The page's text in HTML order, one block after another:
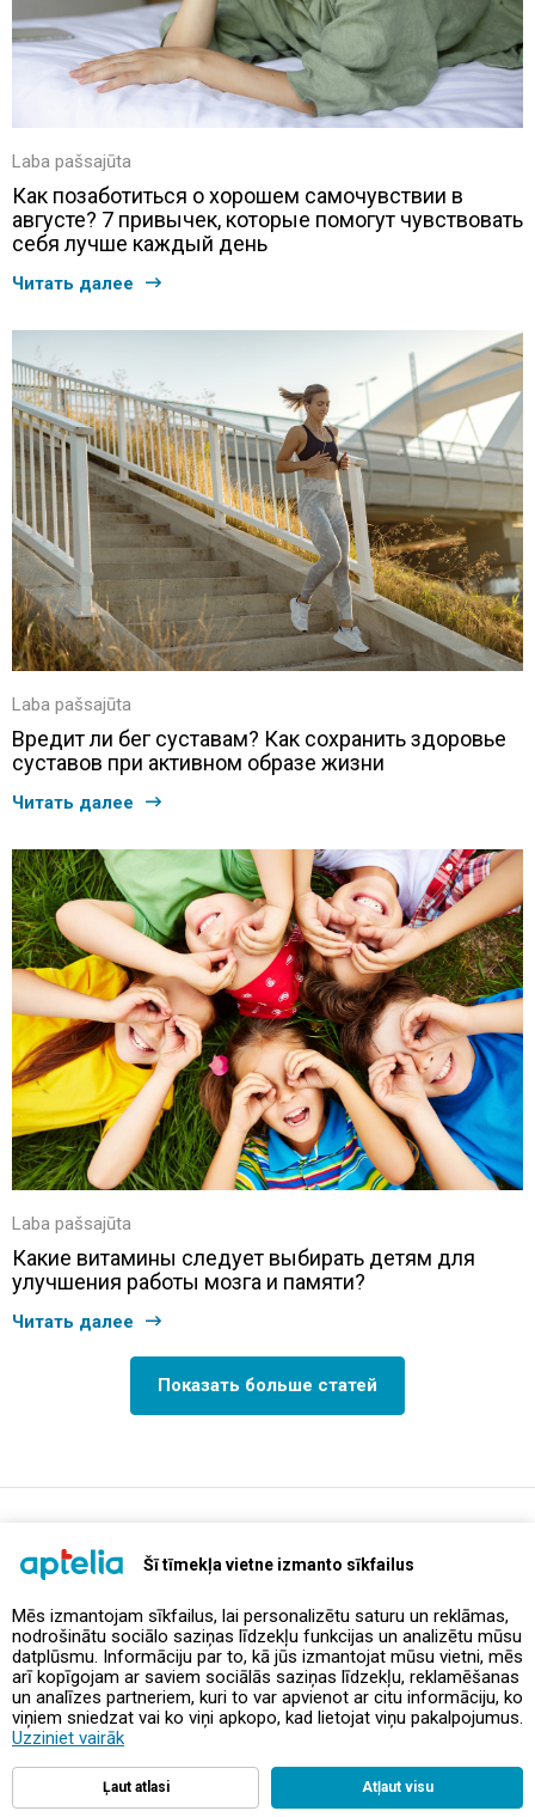
Šī tīmekļa vietne izmanto sīkfailus
Mēs izmantojam sīkfailus, lai personalizētu saturu un reklāmas,
nodrošinātu sociālo saziņas līdzekļu funkcijas un analizētu mūsu
datplūsmu. Informāciju par to, kā jūs izmantojat mūsu vietni, mēs
arī kopīgojam ar saviem sociālās saziņas līdzekļu, reklamēšanas
un analīzes partneriem, kuri to var apvienot ar citu informāciju, ko
viņiem sniedzat vai ko viņi apkopo, kad lietojat viņu pakalpojumus.
Uzziniet vairāk
Ļaut atlasi Atļaut visu
Laba pašsajūta
Как позаботиться о хорошем самочувствии в
августе? 7 привычек, которые помогут чувствовать
себя лучше каждый день
Читать далее
Laba pašsajūta
Вредит ли бег суставам? Как сохранить здоровье
суставов при активном образе жизни
Читать далее
Laba pašsajūta
Какие витамины следует выбирать детям для
улучшения работы мозга и памяти?
Читать далее
Показать больше статей
Предложения и акции
Контакты